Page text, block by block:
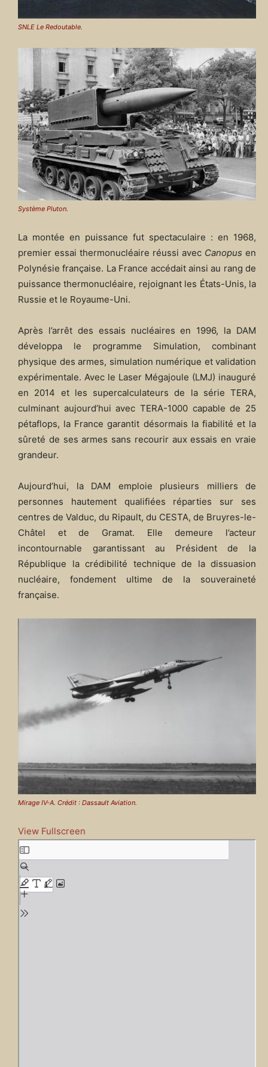
SNLE Le Redoutable.
Système Pluton.
La montée en puissance fut spectaculaire : en 1968,
premier essai thermonucléaire réussi avec Canopus en
Polynésie française. La France accédait ainsi au rang de
puissance thermonucléaire, rejoignant les États-Unis, la
Russie et le Royaume-Uni.​
Après l’arrêt des essais nucléaires en 1996, la DAM
développa le programme Simulation, combinant
physique des armes, simulation numérique et validation
expérimentale. Avec le Laser Mégajoule (LMJ) inauguré
en 2014 et les supercalculateurs de la série TERA,
culminant aujourd’hui avec TERA-1000 capable de 25
pétaflops, la France garantit désormais la fiabilité et la
sûreté de ses armes sans recourir aux essais en vraie
grandeur.​
Aujourd’hui, la DAM emploie plusieurs milliers de
personnes hautement qualifiées réparties sur ses
centres de Valduc, du Ripault, du CESTA, de Bruyres-le-
Châtel et de Gramat. Elle demeure l’acteur
incontournable garantissant au Président de la
République la crédibilité technique de la dissuasion
nucléaire, fondement ultime de la souveraineté
française.
Mirage IV-A. Crédit : Dassault Aviation.
View Fullscreen
A
l
e
r